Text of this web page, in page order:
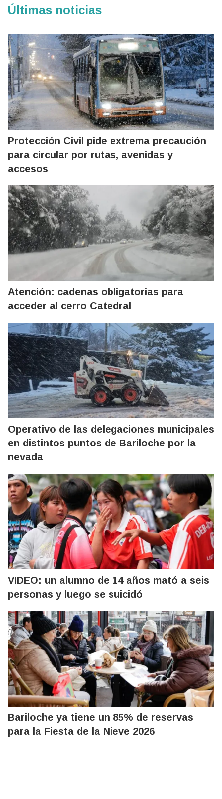
Últimas noticias
Protección Civil pide extrema precaución
para circular por rutas, avenidas y
accesos
Atención: cadenas obligatorias para
acceder al cerro Catedral
Operativo de las delegaciones municipales
en distintos puntos de Bariloche por la
nevada
VIDEO: un alumno de 14 años mató a seis
personas y luego se suicidó
Bariloche ya tiene un 85% de reservas
para la Fiesta de la Nieve 2026